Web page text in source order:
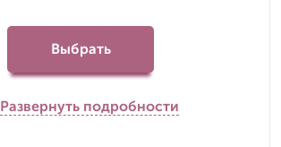
Выбрать
Развернуть подробности